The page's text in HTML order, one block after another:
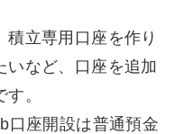
立専用口座を作り
いなど、口座を追加
。
口座開設は普通預金